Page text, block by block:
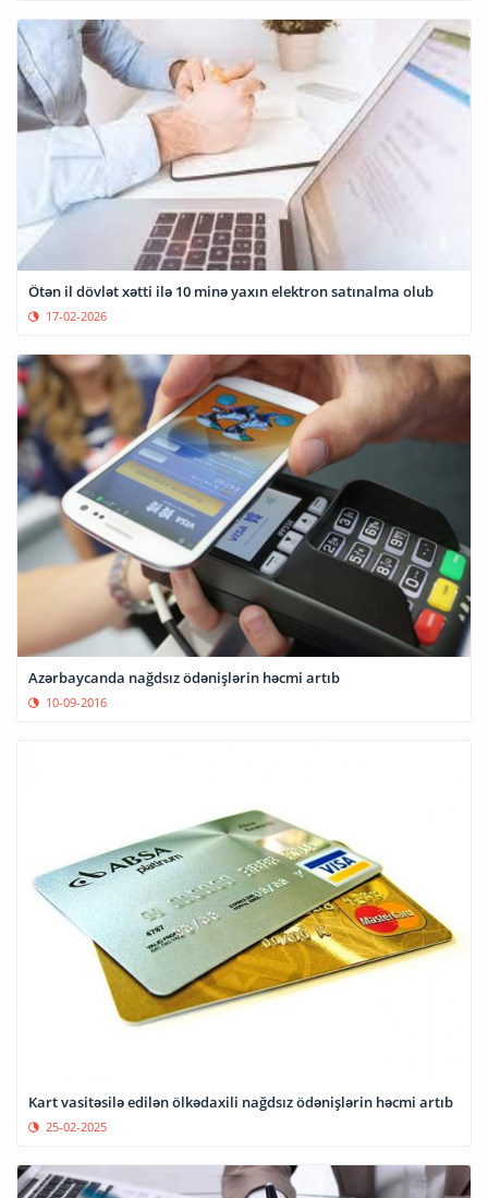
Ötən il dövlət xətti ilə 10 minə yaxın elektron satınalma olub
17-02-2026
Azərbaycanda nağdsız ödənişlərin həcmi artıb
10-09-2016
Kart vasitəsilə edilən ölkədaxili nağdsız ödənişlərin həcmi artıb
25-02-2025